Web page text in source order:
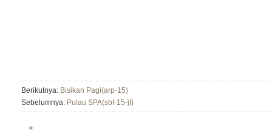
Berikutnya: Bisikan Pagi(arp-15)
Sebelumnya: Pulau SPA(sbf-15-jf)